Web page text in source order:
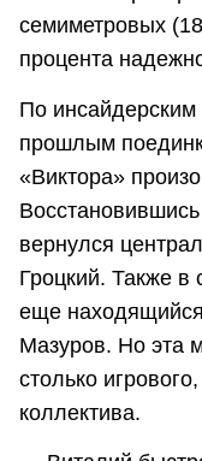
семиметровых
процента
По
прошлым
«Виктора»
вернулся
Гроцкий. Также в
еще
Мазуров. Но эта
столько
коллектива.